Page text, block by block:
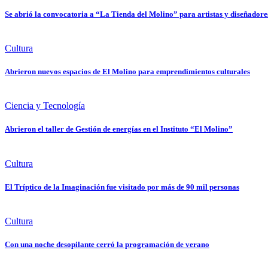
Se abrió la convocatoria a “La Tienda del Molino” para artistas y
Cultura
Abrieron nuevos espacios de El Molino para emprendimientos culturales
Ciencia y Tecnología
Abrieron el taller de Gestión de energías en el Instituto “El Molino”
Cultura
El Tríptico de la Imaginación fue visitado por más de 90 mil personas
Cultura
Con una noche desopilante cerró la programación de verano